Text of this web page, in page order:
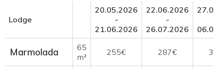
Lodge
20.05.2026
-
21.06.2026
22.06.2026
-
26.07.2026
Marmolada
65
m²
255€ 287€